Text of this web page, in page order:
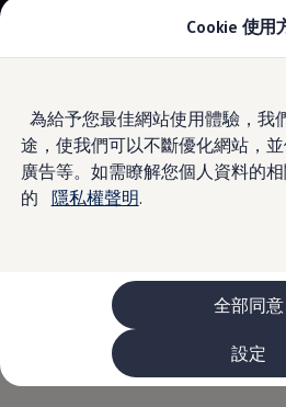
Cookie 使用
為給予您最佳網站使用體驗，我
途，使我們可以不斷優化網站，
廣告等。如需瞭解您個人資料的
的 隱私權聲明.
全部同意
設定
main
content
to
footer
The ID.5 GTX
The Polo
The new Polo GTI
The Golf
The Golf GTI
The Golf R
The Touran
The T-Cross
The all-new T-Roc
The Tiguan
The Passat
購車及優惠
線上預約保
如您已註冊成為 My Volkswagen
結開啟 App 進行線上預約保養